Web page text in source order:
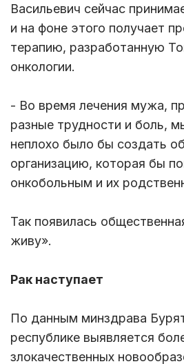
Васильевич сейчас
и на фоне этого получает
терапию, разработанную
онкологии.
- Во время лечения мужа,
разные трудности и боль,
неплохо было бы создать
организацию, которая бы
онкобольным и их
Так появилась
живу».
Рак наступает
По данным минздрава
республике выявляется
злокачественных